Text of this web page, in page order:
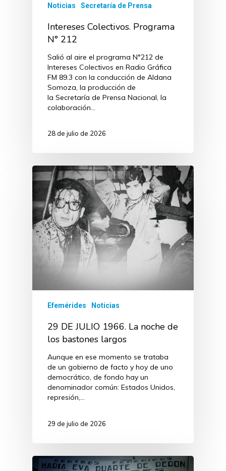
Noticias Secretaría de Prensa
Intereses Colectivos. Programa
N° 212
Salió al aire el programa N°212 de
Intereses Colectivos en Radio Gráfica
FM 89.3 con la conducción de Aldana
Somoza, la producción de
la Secretaría de Prensa Nacional, la
colaboración…
28 de julio de 2026
Efemérides Noticias
29 DE JULIO 1966. La noche de
los bastones largos
Aunque en ese momento se trataba
de un gobierno de facto y hoy de uno
democrático, de fondo hay un
denominador común: Estados Unidos,
represión,…
29 de julio de 2026